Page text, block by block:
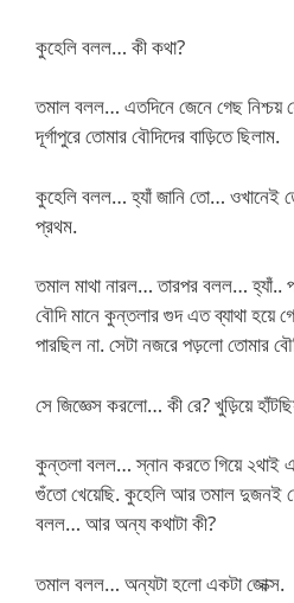
কুহেলি বলল… কী কথা?
তমাল বলল… এতদিনে জেনে গেছ নিশ্চয়
দূর্গাপুরে তোমার বৌদিদের বাড়িতে ছিলাম.
কুহেলি বলল… হ্যাঁ জানি তো… ওখানেই
প্রথম.
তমাল মাথা নারল… তারপর বলল… হ্যাঁ..
বৌদি মানে কুন্তলার গুদ এত ব্যাথা হয়ে
পারছিল না. সেটা নজরে পড়লো তোমার
সে জিজ্ঞেস করলো… কী রে? খুড়িয়ে
কুন্তলা বলল… স্নান করতে গিয়ে ২থাই
গুঁতো খেয়েছি. কুহেলি আর তমাল দুজনই
বলল… আর অন্য কথাটা কী?
তমাল বলল… অন্যটা হলো একটা জোক্স.